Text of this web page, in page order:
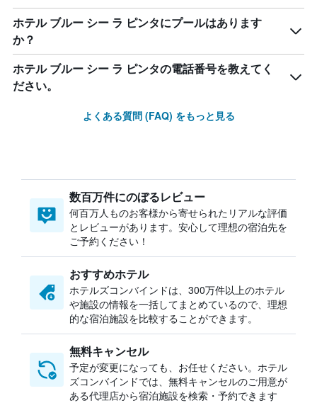
ホテル ブルー シー ラ ピンタにプールはあります
か？
ホテル ブルー シー ラ ピンタの電話番号を教えてく
ださい。
よくある質問 (FAQ) をもっと見る
数百万件にのぼるレビュー
何百万人ものお客様から寄せられたリアルな評価
とレビューがあります。安心して理想の宿泊先を
ご予約ください！
おすすめホテル
ホテルズコンバインドは、300万件以上のホテル
や施設の情報を一括してまとめているので、理想
的な宿泊施設を比較することができます。
無料キャンセル
予定が変更になっても、お任せください。ホテル
ズコンバインドでは、無料キャンセルのご用意が
ある代理店から宿泊施設を検索・予約できます